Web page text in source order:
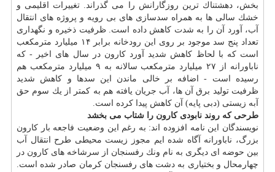
بخش، دهشتناك ترین روزگارانش را می گذراند. تغییرات اقلیمی و
خشك سالی ها به همراه سدسازی های بی رویه و پروژه های انتقال
آب، آورد آن را به شدت كاهش داده است. ظرفیت ذخیره و نگهداری
تعداد پنج سد موجود بر روی این رودخانه برابر ۱۴ میلیارد مترمكعب
است كه با لحاظ كاهش شدید آورد كارون در سال های اخیر - كه
ناباورانه از ۲۷ میلیارد مترمكعب سالانه به ۹ میلیارد مترمكعب هم
رسیده است - اضافه بر خالی ماندن این سدها و كاهش شدید
ظرفیت تولید برق آن ها، آب جریان یافته هم به كمتر از یك سوم حق
آبه زیستی (دبی پایه) آن كاهش پیدا كرده است.
طرحی كه روند نابودی كارون را شتاب می بخشد
نویسندگان این نامه افزوده اند: به رغم این وضعیت فاجعه بار كارون
بزرگ، ناباورانه آگاه شده ایم مجوز زیست محیطی طرح انتقال آب
بین حوضه ای دیگری به نام ونك رفسنجان از سرشاخه های كارون در
چهارمحال و بختیاری به دشت های رفسنجان كرمان صادر شده است.